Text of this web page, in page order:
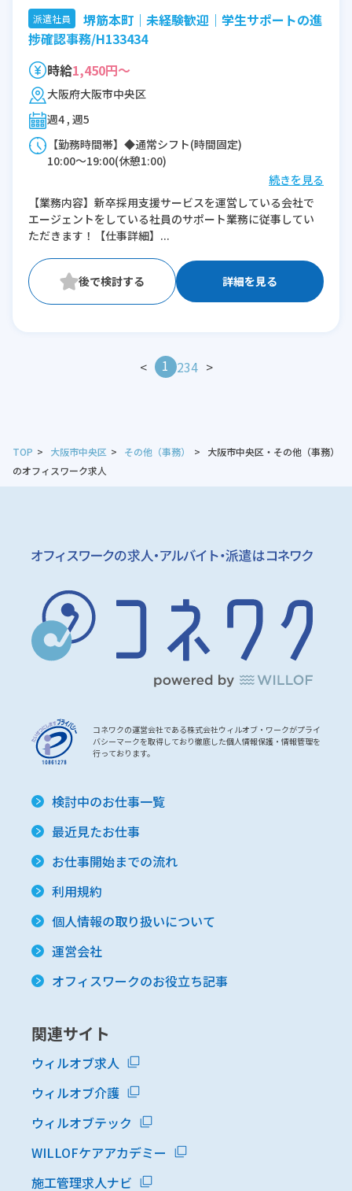
派遣社員
堺筋本町｜未経験歓迎｜学生サポートの進
捗確認事務/H133434
時給1,450円～
大阪府大阪市中央区
週4 , 週5
【勤務時間帯】◆通常シフト(時間固定)
10:00〜19:00(休憩1:00)
※残業：0時間程度/月
続きを見る
【業務内容】新卒採用支援サービスを運営している会社で
エージェントをしている社員のサポート業務に従事してい
ただきます！【仕事詳細】...
詳細を見る
< 1 234 >
TOP 大阪市中央区 その他（事務）
大阪市中央区・その他（事務）
のオフィスワーク求人
コネワクの運営会社である株式会社ウィルオブ・ワークがプライ
バシーマークを取得しており徹底した個人情報保護・情報管理を
行っております。
検討中のお仕事一覧
最近見たお仕事
お仕事開始までの流れ
利用規約
個人情報の取り扱いについて
運営会社
オフィスワークのお役立ち記事
関連サイト
ウィルオブ求人
ウィルオブ介護
ウィルオブテック
WILLOFケアアカデミー
施工管理求人ナビ